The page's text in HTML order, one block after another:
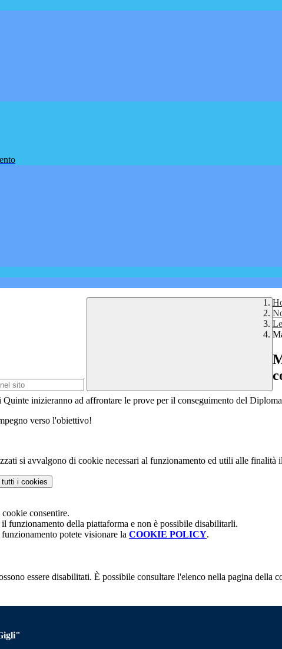
inizieranno ad affrontare le prove per il conseguimento del
verso l'obiettivo!
si avvalgono di cookie necessari al funzionamento ed utili alle finalità
i cookies
consentire.
funzionamento della piattaforma e non è possibile disabilitarli.
potete visionare la COOKIE POLICY.
essere disabilitati. È possibile consultare l'elenco nella pagina della